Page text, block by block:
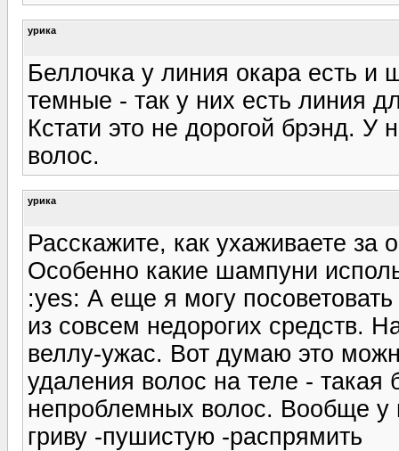
урика
Беллочка у линия окара есть
темные - так у них есть линия
Кстати это не дорогой брэнд. У
волос.
урика
Расскажите, как ухаживаете
Особенно какие шампуни
:yes: А еще я могу
из совсем недорогих средств.
веллу-ужас. Вот думаю это
удаления волос на теле -
непроблемных волос. Вообще у
гриву -пушистую -распрямить